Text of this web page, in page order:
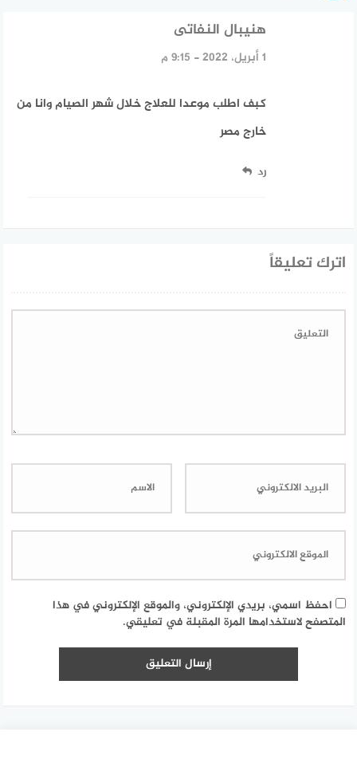
هنيبال النفاتى
1 أبريل، 2022 - 9:15 م
كبف اطلب موعدا للعلاج خلال شهر الصيام وانا من
خارج مصر
رد
اترك تعليقاً
احفظ اسمي، بريدي الإلكتروني، والموقع الإلكتروني في هذا
المتصفح لاستخدامها المرة المقبلة في تعليقي.